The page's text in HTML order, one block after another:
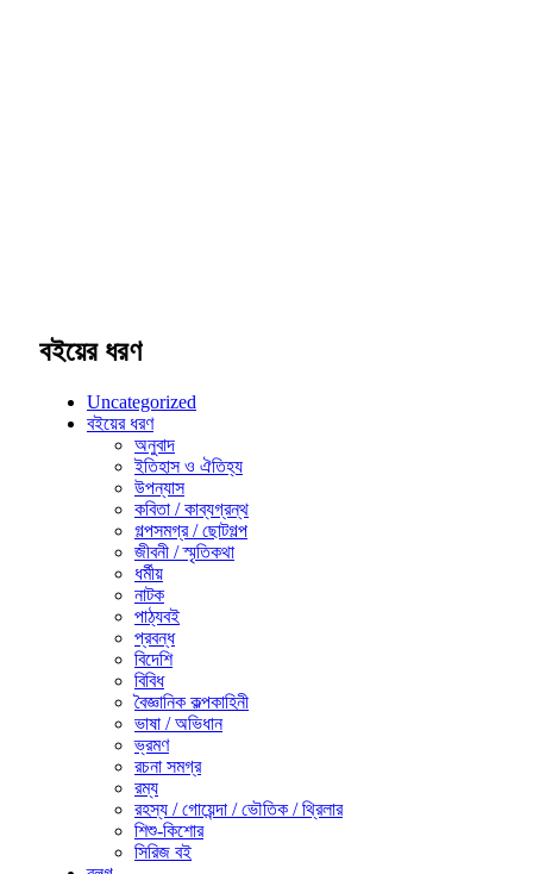
বইয়ের ধরণ
Uncategorized
বইয়ের ধরণ
অনুবাদ
ইতিহাস ও ঐতিহ্য
উপন্যাস
কবিতা / কাব্যগ্রন্থ
গল্পসমগ্র / ছোটগল্প
জীবনী / স্মৃতিকথা
ধর্মীয়
নাটক
পাঠ্যবই
প্রবন্ধ
বিদেশি
বিবিধ
বৈজ্ঞানিক কল্পকাহিনী
ভাষা / অভিধান
ভ্রমণ
রচনা সমগ্র
রম্য
রহস্য / গোয়েন্দা / ভৌতিক / থ্রিলার
শিশু-কিশোর
সিরিজ বই